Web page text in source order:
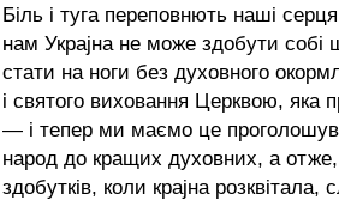
Біль і туга переповнють наші
нам Украјна не може здобути собі
стати на ноги без духовного
і святого виховання Церквою, яка
— і тепер ми маємо це
народ до кращих духовних, а отже,
здобутків, коли крајна